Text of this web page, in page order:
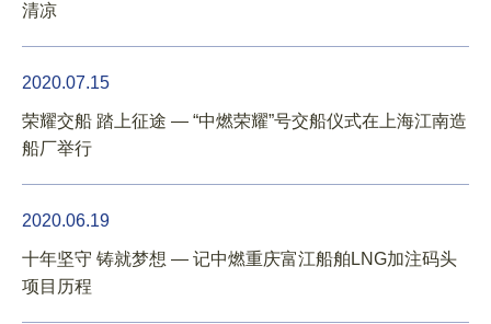
清凉
2020.07.15
荣耀交船 踏上征途 — “中燃荣耀”号交船仪式在上海江南造
船厂举行
2020.06.19
十年坚守 铸就梦想 — 记中燃重庆富江船舶LNG加注码头
项目历程